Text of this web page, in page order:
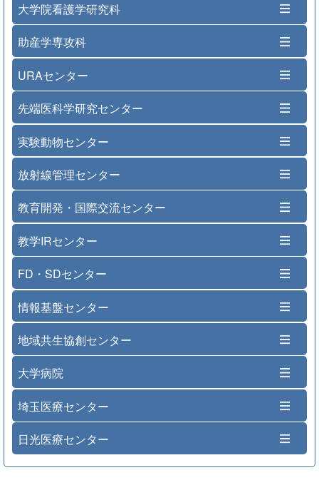
大学院看護学研究科
助産学専攻科
URAセンター
先端医科学研究センター
実験動物センター
放射線管理センター
教育開発・国際交流センター
教学IRセンター
FD・SDセンター
情報基盤センター
地域共生協創センター
大学病院
埼玉医療センター
日光医療センター